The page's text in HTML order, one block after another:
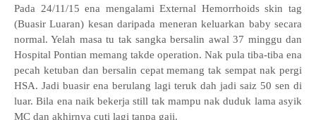
Pada 24/11/15 ena mengalami External Hemorrhoids skin tag
(Buasir Luaran) kesan daripada meneran keluarkan baby secara
normal. Yelah masa tu tak sangka bersalin awal 37 minggu dan
Hospital Pontian memang takde operation. Nak pula tiba-tiba ena
pecah ketuban dan bersalin cepat memang tak sempat nak pergi
HSA. Jadi buasir ena berulang lagi teruk dah jadi saiz 50 sen di
luar. Bila ena naik bekerja still tak mampu nak duduk lama asyik
MC dan akhirnya cuti lagi tanpa gaji.